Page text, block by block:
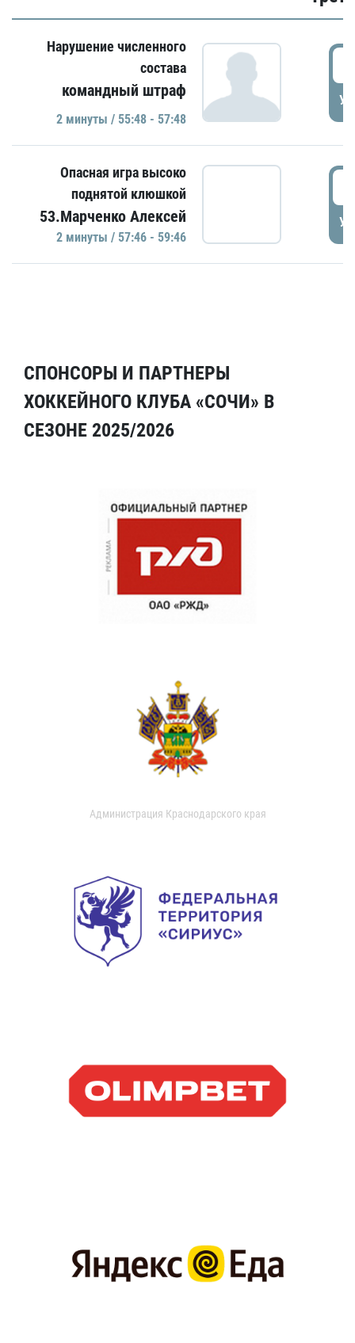
Нарушение численного
состава
командный штраф
2 минуты / 55:48 - 57:48
Опасная игра высоко
поднятой клюшкой
53.Марченко Алексей
2 минуты / 57:46 - 59:46
СПОНСОРЫ И ПАРТНЕРЫ
ХОККЕЙНОГО КЛУБА «СОЧИ» В
СЕЗОНЕ 2025/2026
Администрация Краснодарского края